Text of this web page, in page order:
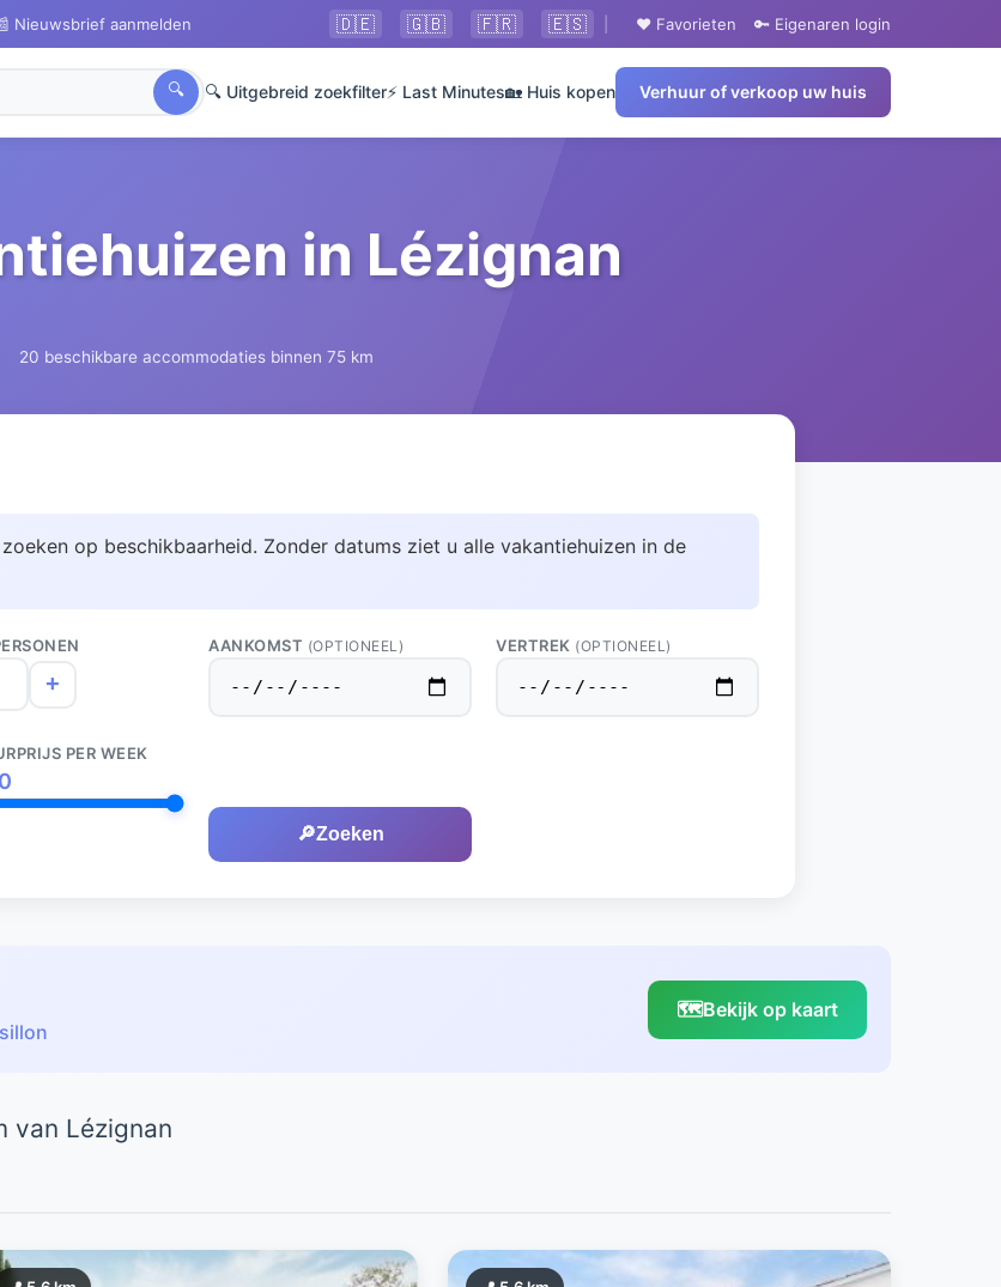
Nieuwsbrief aanmelden 🇩🇪 🇬🇧 🇫🇷 🇪🇸 ❤️ Favorieten 🔑 Eigenaren login
🔍 🔍 Uitgebreid zoekfilter⚡ Last Minutes🏡 Huis kopen Verhuur of verkoop uw huis
in Lézignan
20 beschikbare accommodaties binnen 75 km
op beschikbaarheid. Zonder datums ziet u alle vakantiehuizen in de
+
AANKOMST (OPTIONEEL) VERTREK (OPTIONEEL)
PER WEEK
🔎Zoeken
🗺️Bekijk op kaart
van Lézignan